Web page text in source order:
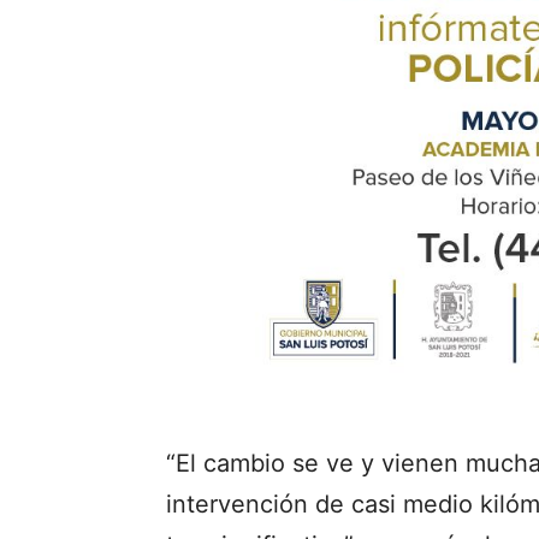
“El cambio se ve y vienen
intervención de casi medio